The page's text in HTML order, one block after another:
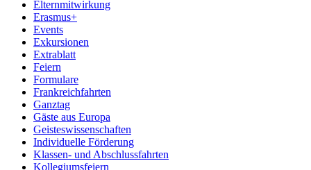
Elternmitwirkung
Erasmus+
Events
Exkursionen
Extrablatt
Feiern
Formulare
Frankreichfahrten
Ganztag
Gäste aus Europa
Geisteswissenschaften
Individuelle Förderung
Klassen- und Abschlussfahrten
Kollegiumsfeiern